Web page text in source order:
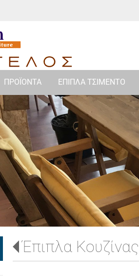
ΠΡΟΪΟΝΤΑ ΕΠΙΠΛΑ ΤΣΙΜΕΝΤΟ
Έπιπλα